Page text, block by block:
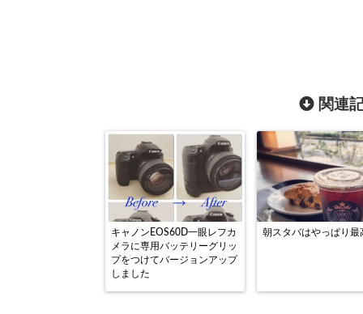
関連
キャノンEOS60D一眼レフカ
メラに専用バッテリーグリッ
プをつけてバージョンアップ
しました
朝スタバはやっぱり最